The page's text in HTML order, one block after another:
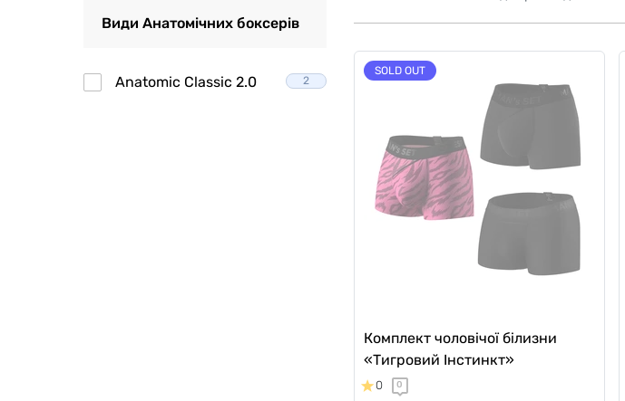
Види Анатомічних боксерів
Anatomic Classic 2.0 2
SOLD OUT
Комплект чоловічої білизни
«Тигровий Інстинкт»
0 0